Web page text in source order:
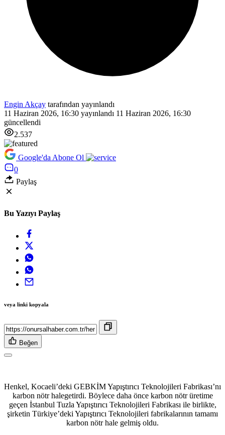
Engin Akçay tarafından yayınlandı
11 Haziran 2026, 16:30 yayınlandı 11 Haziran 2026, 16:30
güncellendi
2.537
Google'da Abone Ol
0
Paylaş
Bu Yazıyı Paylaş
veya linki kopyala
Beğen
Henkel, Kocaeli’deki GEBKİM Yapıştırıcı Teknolojileri Fabrikası’nı
karbon nötr halegetirdi. Böylece daha önce karbon nötr üretime
geçen İstanbul Tuzla Yapıştırıcı Teknolojileri Fabrikası ile birlikte,
şirketin Türkiye’deki Yapıştırıcı Teknolojileri fabrikalarının tamamı
karbon nötr hale gelmiş oldu.